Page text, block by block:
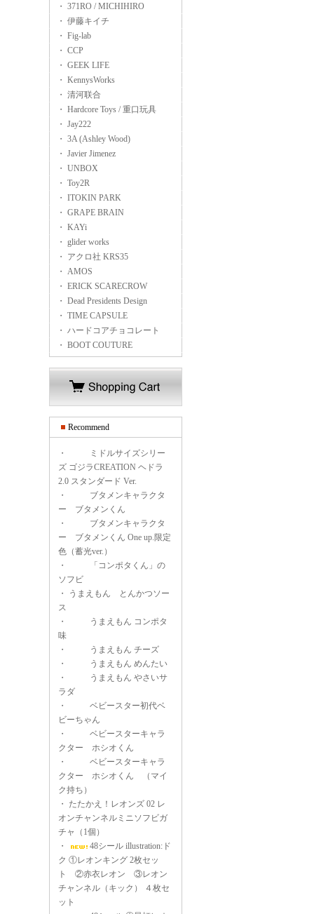
・ 371RO / MICHIHIRO
・ 伊藤キイチ
・ Fig-lab
・ CCP
・ GEEK LIFE
・ KennysWorks
・ 清河联合
・ Hardcore Toys / 重口玩具
・ Jay222
・ 3A (Ashley Wood)
・ Javier Jimenez
・ UNBOX
・ Toy2R
・ ITOKIN PARK
・ GRAPE BRAIN
・ KAYi
・ glider works
・ アクロ社 KRS35
・ AMOS
・ ERICK SCARECROW
・ Dead Presidents Design
・ TIME CAPSULE
・ ハードコアチョコレート
・ BOOT COUTURE
Recommend
・
ミドルサイズシリー
ズ ゴジラCREATION ヘドラ
2.0 スタンダード Ver.
・
ブタメンキャラクタ
ー ブタメンくん
・
ブタメンキャラクタ
ー ブタメンくん One up.限定
色（蓄光ver.）
・
「コンポタくん」の
ソフビ
・
うまえもん とんかつソー
ス
・
うまえもん コンポタ
味
・
うまえもん チーズ
・
うまえもん めんたい
・
うまえもん やさいサ
ラダ
・
ベビースター初代ベ
ビーちゃん
・
ベビースターキャラ
クター ホシオくん
・
ベビースターキャラ
クター ホシオくん （マイ
ク持ち）
・ たたかえ！レオンズ 02 レ
オンチャンネルミニソフビガ
チャ（1個）
・
48シール illustration:ド
ク ①レオンキング 2枚セッ
ト ②赤衣レオン ③レオン
チャンネル（キック） ４枚セ
ット